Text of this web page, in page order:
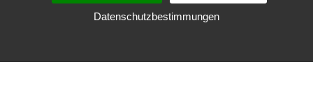
Datenschutzbestimmungen